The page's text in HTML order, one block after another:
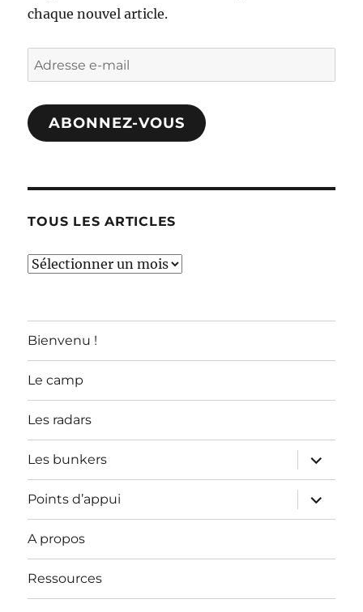
chaque nouvel article.
Adresse
e-
mail
ABONNEZ-VOUS
TOUS LES ARTICLES
TOUS
Bienvenu !
Le camp
Les radars
Les bunkers
ouvrir
le
sous-
menu
Points d’appui
ouvrir
le
sous-
A propos
Ressources